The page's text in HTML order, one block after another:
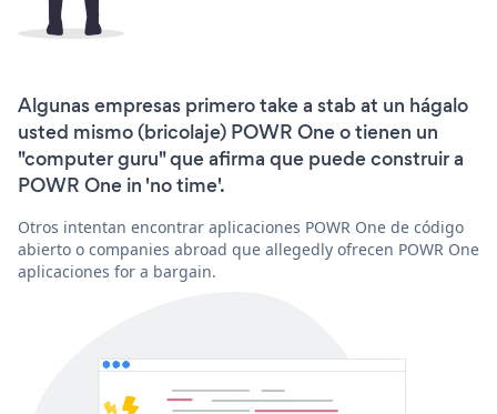
Algunas empresas primero take a stab at un hágalo
usted mismo (bricolaje) POWR One o tienen un
"computer guru" que afirma que puede construir a
POWR One in 'no time'.
Otros intentan encontrar aplicaciones POWR One de código
abierto o companies abroad que allegedly ofrecen POWR One
aplicaciones for a bargain.